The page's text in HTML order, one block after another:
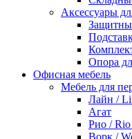
Аксессуары
Опора
Офисная мебель
Мебель для
Лайн /
Агат
Рио / Rio
Ворк /